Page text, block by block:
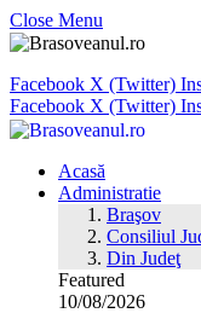
Close Menu
Facebook X (Twitter)
Facebook X (Twitter)
Acasă
Administratie
Braşov
Consiliul
Din Judeţ
Featured
10/08/2026